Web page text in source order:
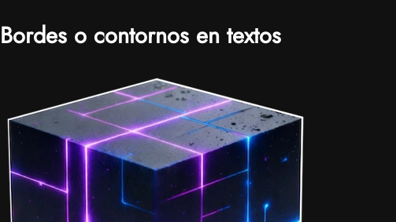
Bordes o contornos en textos